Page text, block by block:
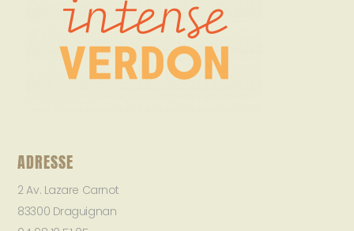
ADRESSE
2 Av. Lazare Carnot
83300 Draguignan